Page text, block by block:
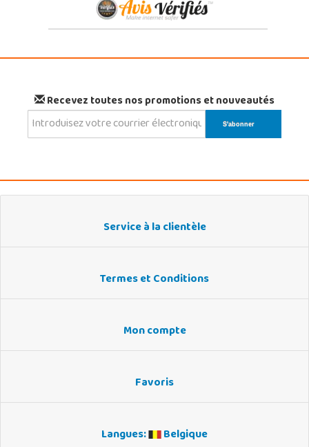
Recevez toutes nos promotions et nouveautés
Service à la clientèle
Termes et Conditions
Mon compte
Favoris
Langues: Belgique